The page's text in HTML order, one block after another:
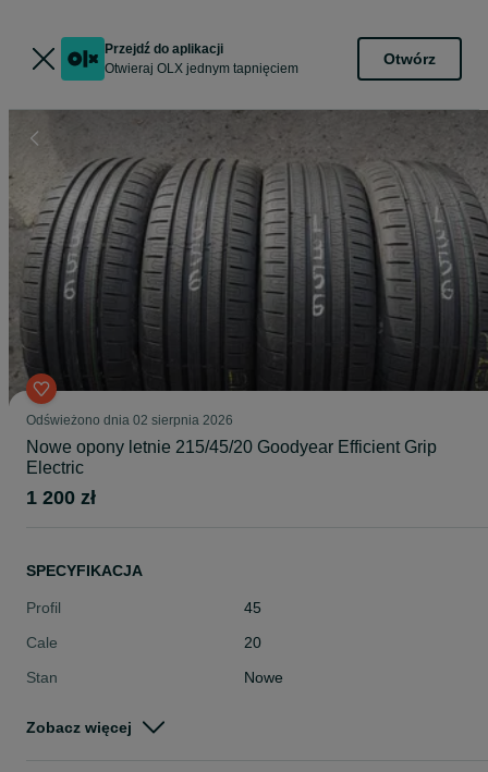
Przejdź do aplikacji
Otwieraj OLX jednym tapnięciem
Otwórz
Odświeżono dnia 02 sierpnia 2026
Nowe opony letnie 215/45/20 Goodyear Efficient Grip
Electric
1 200 zł
SPECYFIKACJA
Profil
45
Cale
20
Stan
Nowe
Zobacz więcej